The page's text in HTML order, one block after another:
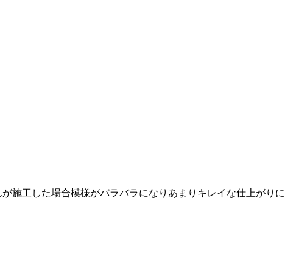
施工した場合模様がバラバラになりあまりキレイな仕上がりに